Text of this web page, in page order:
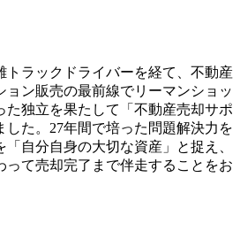
トラックドライバーを経て、不動産
ョン販売の最前線でリーマンショッ
た独立を果たして「不動産売却サポ
した。27年間で培った問題解決力を
自分自身の大切な資産」と捉え、
って売却完了まで伴走することをお